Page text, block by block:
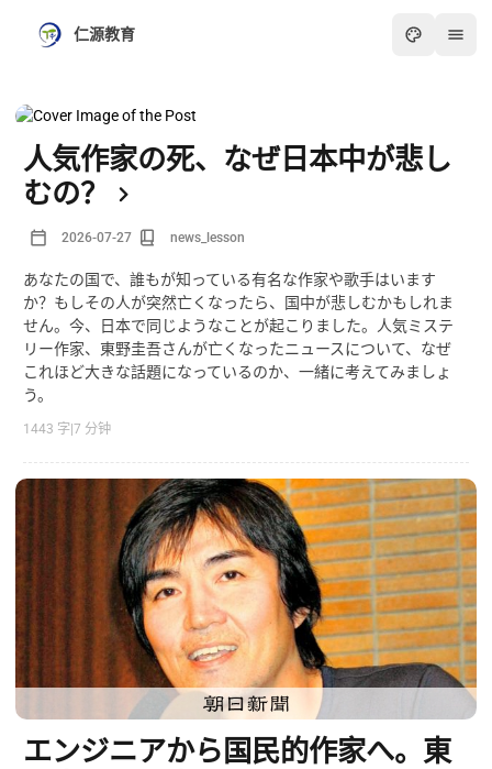
仁源教育
人気作家の死、なぜ日本中が悲し
むの？
2026-07-27 news_lesson
あなたの国で、誰もが知っている有名な作家や歌手はいます
か？もしその人が突然亡くなったら、国中が悲しむかもしれま
せん。今、日本で同じようなことが起こりました。人気ミステ
リー作家、東野圭吾さんが亡くなったニュースについて、なぜ
これほど大きな話題になっているのか、一緒に考えてみましょ
う。
1443 字 7 分钟
エンジニアから国民的作家へ。東